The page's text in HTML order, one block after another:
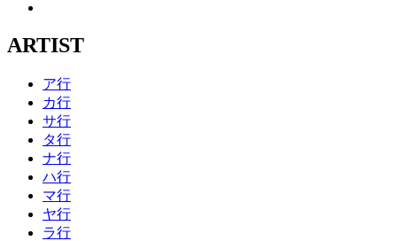
ARTIST
ア行
カ行
サ行
タ行
ナ行
ハ行
マ行
ヤ行
ラ行